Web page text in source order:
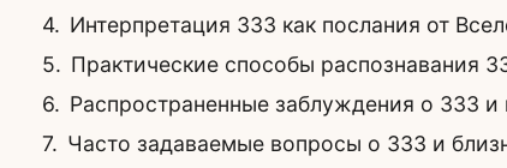
Интерпретация 333 как послания от
Практические способы распознавания
Распространенные заблуждения о 333
Часто задаваемые вопросы о 333 и